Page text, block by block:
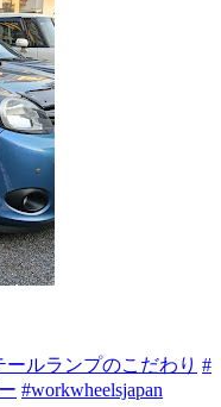
ールランプのこだわり #
#workwheelsjapan